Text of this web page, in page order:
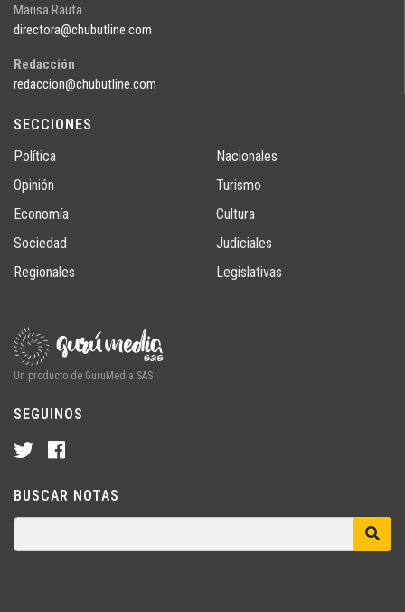
Marisa Rauta
directora@chubutline.com
Redacción
redaccion@chubutline.com
SECCIONES
Política
Opinión
Economía
Sociedad
Regionales
Nacionales
Turismo
Cultura
Judiciales
Legislativas
Un producto de GuruMedia SAS
SEGUINOS
BUSCAR NOTAS